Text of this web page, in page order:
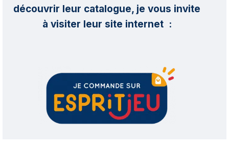
découvrir leur catalogue, je vous invite
à visiter leur site internet :